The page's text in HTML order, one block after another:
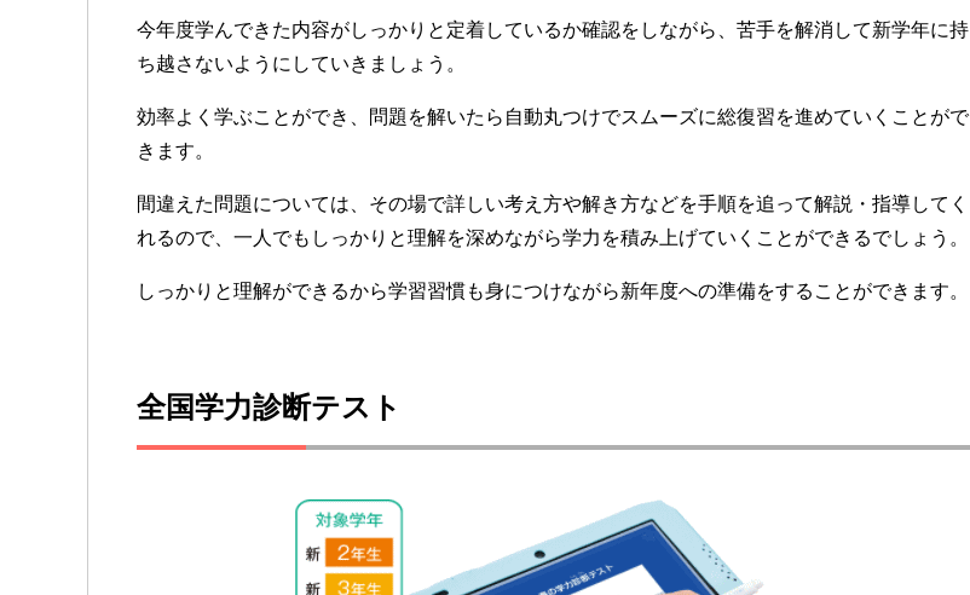
今年度学んできた内容がしっかりと定着しているか確認をしながら、苦手を解消して新学年に持
ち越さないようにしていきましょう。
効率よく学ぶことができ、問題を解いたら自動丸つけでスムーズに総復習を進めていくことがで
きます。
間違えた問題については、その場で詳しい考え方や解き方などを手順を追って解説・指導してく
れるので、一人でもしっかりと理解を深めながら学力を積み上げていくことができるでしょう。
しっかりと理解ができるから学習習慣も身につけながら新年度への準備をすることができます。
全国学力診断テスト